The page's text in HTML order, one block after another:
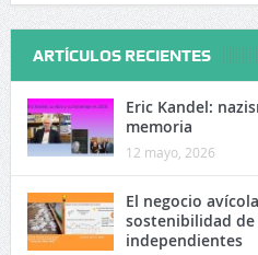
ARTÍCULOS RECIENTES
Eric Kandel:
memoria
12 mayo, 2026
El negocio
sostenibilidad
independientes